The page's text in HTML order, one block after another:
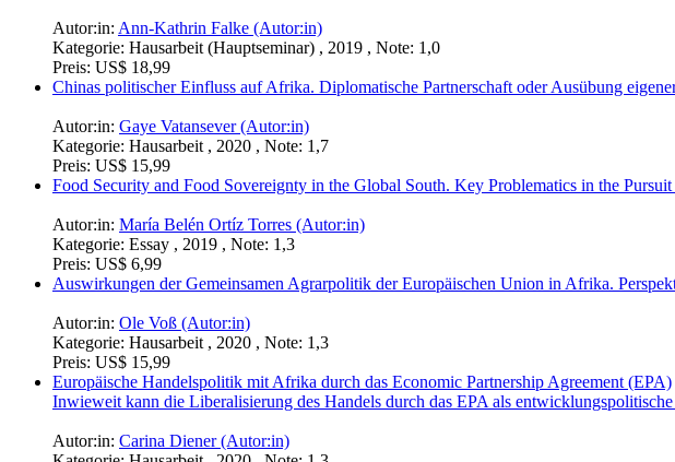
Autor:in: Ann-Kathrin Falke (Autor:in)
Kategorie: Hausarbeit (Hauptseminar) , 2019 , Note: 1,0
Preis: US$ 18,99
Chinas politischer Einfluss auf Afrika. Diplomatische Partnerschaft oder Ausübung
Autor:in: Gaye Vatansever (Autor:in)
Kategorie: Hausarbeit , 2020 , Note: 1,7
Preis: US$ 15,99
Food Security and Food Sovereignty in the Global South. Key Problematics in the
Autor:in: María Belén Ortíz Torres (Autor:in)
Kategorie: Essay , 2019 , Note: 1,3
Preis: US$ 6,99
Auswirkungen der Gemeinsamen Agrarpolitik der Europäischen Union in Afrika.
Autor:in: Ole Voß (Autor:in)
Kategorie: Hausarbeit , 2020 , Note: 1,3
Preis: US$ 15,99
Europäische Handelspolitik mit Afrika durch das Economic Partnership Agreement (EPA)
Inwieweit kann die Liberalisierung des Handels durch das EPA als
Autor:in: Carina Diener (Autor:in)